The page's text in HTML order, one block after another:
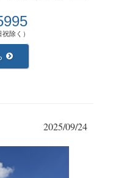
除く）
2025/09/24